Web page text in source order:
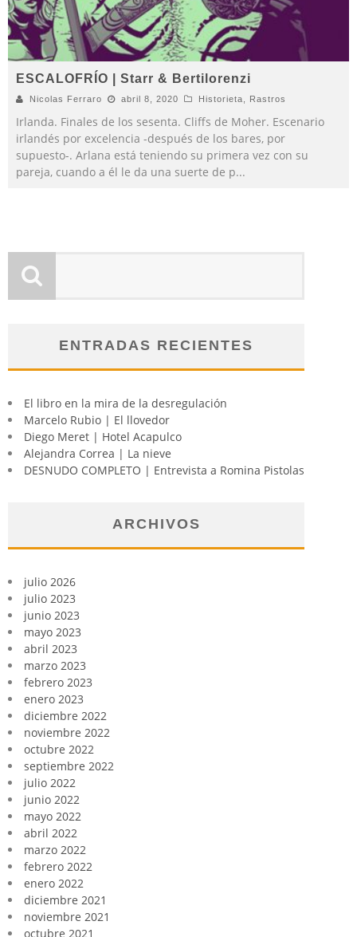
ESCALOFRÍO | Starr & Bertilorenzi
Nicolas Ferraro abril 8, 2020 Historieta Rastros
Irlanda. Finales de los sesenta. Cliffs de Moher. Escenario
irlandés por excelencia -después de los bares, por
supuesto-. Arlana está teniendo su primera vez con su
pareja, cuando a él le da una suerte de p...
ENTRADAS RECIENTES
El libro en la mira de la desregulación
Marcelo Rubio | El llovedor
Diego Meret | Hotel Acapulco
Alejandra Correa | La nieve
DESNUDO COMPLETO | Entrevista a Romina Pistolas
ARCHIVOS
julio 2026
julio 2023
junio 2023
mayo 2023
abril 2023
marzo 2023
febrero 2023
enero 2023
diciembre 2022
noviembre 2022
octubre 2022
septiembre 2022
julio 2022
junio 2022
mayo 2022
abril 2022
marzo 2022
febrero 2022
enero 2022
diciembre 2021
noviembre 2021
octubre 2021